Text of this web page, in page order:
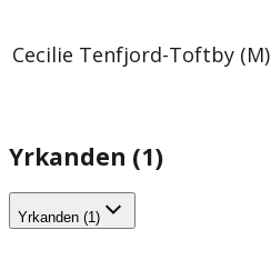
Cecilie Tenfjord-Toftby (M)
Yrkanden (1)
Yrkanden (1)